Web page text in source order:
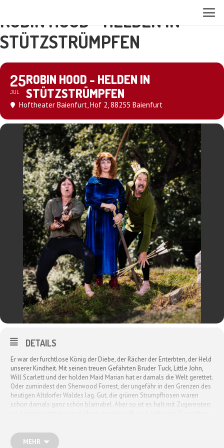
ROBIN HOOD - HELDEN IN
STÜTZSTRÜMPFEN
25
JUL
ROBIN HOOD - HELDEN IN
STÜTZSTRÜMPFEN
Hoftheater Baienfurt, Hof 2, 88255 Baienfurt
DETAILS
Er war der furchtlose König der Diebe, der Rächer der Enterbten, der Held
unserer Kindheit. Mit seinen treuen Gefährten Bruder Tuck, Little John,
Will Scarlett und der holden Maid Marian hat er damals die Welt gerettet.
Oder zumindest den Sherwood Forrest, der ungefähr in den Grenzen des
heutigen Altdorfer Waldes lag. Gut, die grünen Strumpfhosen waren
schon damals ganz schön blamabel. Aber so ist es halt mit Zugereisten:
es den Reichen zu nehmen und den Armen zu geben, würde man heute
nicht mal mehr eine Bundestagswahl gewinnen. Das ist linksgrün-
MEHR